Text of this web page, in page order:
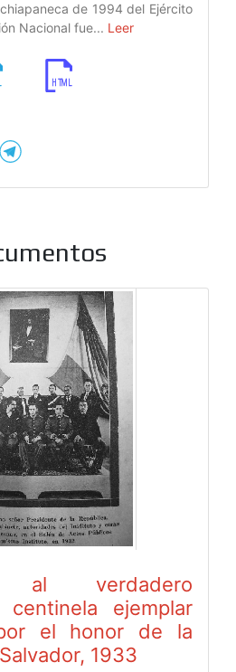
de 1994 del Ejército
Nacional fue... Leer
al verdadero
ejemplar
el honor de la
1933